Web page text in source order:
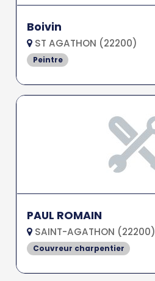
Boivin
ST AGATHON (22200)
Peintre
PAUL ROMAIN
SAINT-AGATHON (22200)
Couvreur charpentier